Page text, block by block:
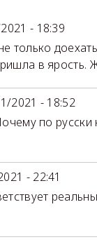
- 18:39
только
в ярость.
2021 - 18:52
по русски
- 22:41